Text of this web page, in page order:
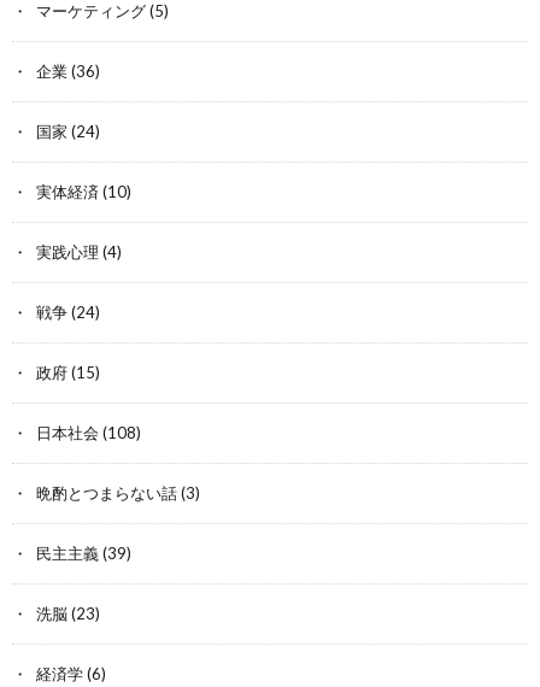
マーケティング(5)
企業(36)
国家 (24)
実体経済 (10)
実践心理 (4)
戦争(24)
政府(15)
日本社会 (108)
晩酌とつまらない話(3)
民主主義(39)
洗脳(23)
経済学(6)